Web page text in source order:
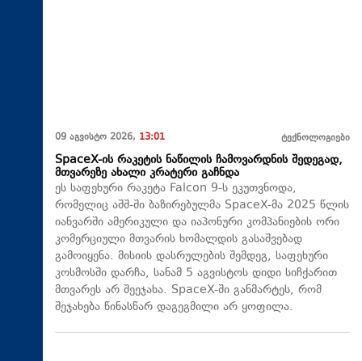
09 აგვისტო 2026, 13:01 ტექნოლოგიები
SpaceX-ის რაკეტის ნაწილის ჩამოვარდნის შედეგად,
მთვარეზე ახალი კრატერი გაჩნდა
ეს საფეხური რაკეტა Falcon 9-ს ეკუთვნოდა,
რომელიც აშშ-ში ბაზირებულმა SpaceX-მა 2025 წლის
იანვარში ამერიკული და იაპონური კომპანიების ორი
კომერციული მთვარის ხომალდის გასაშვებად
გამოიყენა. მისიის დასრულების შემდეგ, საფეხური
კოსმოსში დარჩა, სანამ 5 აგვისტოს დიდი სიჩქარით
მთვარეს არ შეეჯახა.​ SpaceX-ში განმარტეს, რომ
შეჯახება წინასწარ დაგეგმილი არ ყოფილა.